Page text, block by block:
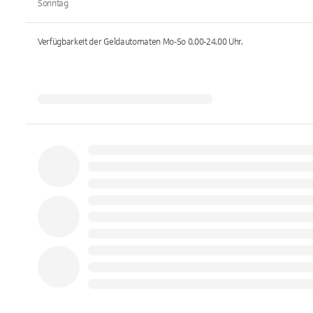
Sonntag
Verfügbarkeit der Geldautomaten Mo-So 0.00-24.00Uhr.